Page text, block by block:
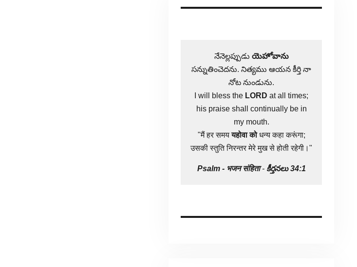
నేనెల్లప్పుడు యెహోవాను
సన్నుతించెదను. నిత్యము ఆయన కీర్తి నా
నోట నుండును.
I will bless the LORD at all times;
his praise shall continually be in
my mouth.
"मैं हर समययहोवा कोधन्य कहा करूंगा;
उसकी स्तुति निरन्तर मेरे मुख से होती रहेगी।"
Psalm - भजन संहिता- కీర్తనలు 34:1